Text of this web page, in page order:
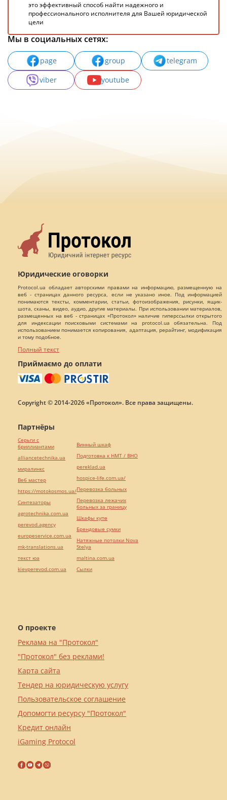
это эффективный способ найти надежного и
профессионального исполнителя для Вашей юридической
цели
Мы в социальных сетях:
page group
telegram
viber
youtube
Юридические оговорки
Protocol.ua обладает авторскими правами на информацию, размещенную на
веб - страницах данного ресурса, если не указано иное. Под информацией
понимаются тексты, комментарии, статьи, фотоизображения, рисунки, ящик-
шота, сканы, видео, аудио, другие материалы. При использовании материалов,
размещенных на веб - страницах «Протокол» наличие гиперссылки открытого
для индексации поисковыми системами на protocol.ua обязательна. Под
использованием понимается копирования, адаптация, рерайтинг, модификация
и тому подобное.
Полный текст
Приймаємо до оплати
Copyright © 2014-2026 «Протокол». Все права защищены.
О проекте
Реклама на "Протокол"
"Протокол" без реклами!
Карта сайта
Тендер на юридическую услугу
Пользовательское соглашение
Допомогти ресурсу "Протокол"
Кредит онлайн
iGaming Protocol
Партнёры
Серьги с
бриллиантами
alliancetechnika.ua
миралинкс
Веб мастер
https://motokosmos.ua/
Синтезаторы
agrotechnika.com.ua
perevod.agency
europeservice.com.ua
mk-translations.ua
текст юа
kievperevod.com.ua
Винный шкаф
Подготовка к НМТ / ВНО
pereklad.ua
hospice-life.com.ua/
Перевозка больных
Перевозка лежачих
больных за границу
Шкафы купе
Брендовые сумки
Натяжные потолки Nova
Stelya
maltina.com.ua
Cылки